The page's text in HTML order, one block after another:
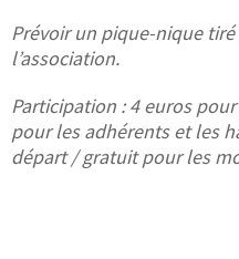
Prévoir un pique-nique
l’association.
Participation : 4 euros
pour les adhérents et les
départ / gratuit pour les